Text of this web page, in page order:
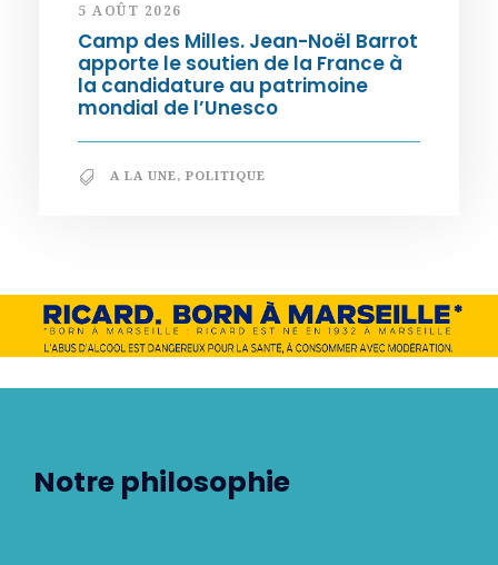
5 AOÛT 2026
Camp des Milles. Jean-Noël Barrot
apporte le soutien de la France à
la candidature au patrimoine
mondial de l’Unesco
A LA UNE, POLITIQUE
Notre philosophie